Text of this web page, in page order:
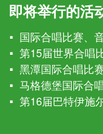
即将举行的活
国际合唱比赛、
第15届世界合唱
黑潭国际合唱比
马格德堡国际合
第16届巴特伊施